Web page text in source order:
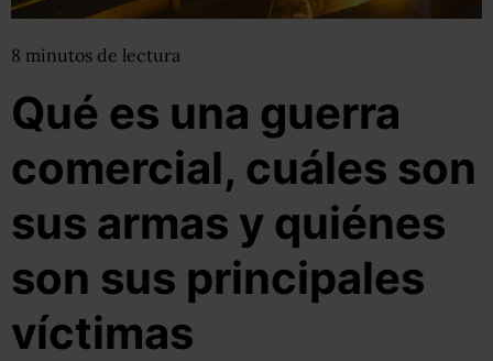
8 minutos de lectura
Qué es una guerra
comercial, cuáles son
sus armas y quiénes
son sus principales
víctimas